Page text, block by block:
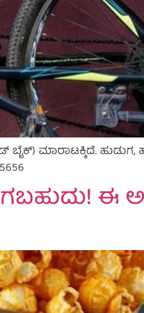
ಮಾರಾಟಕ್ಕಿದೆ.
ಈ